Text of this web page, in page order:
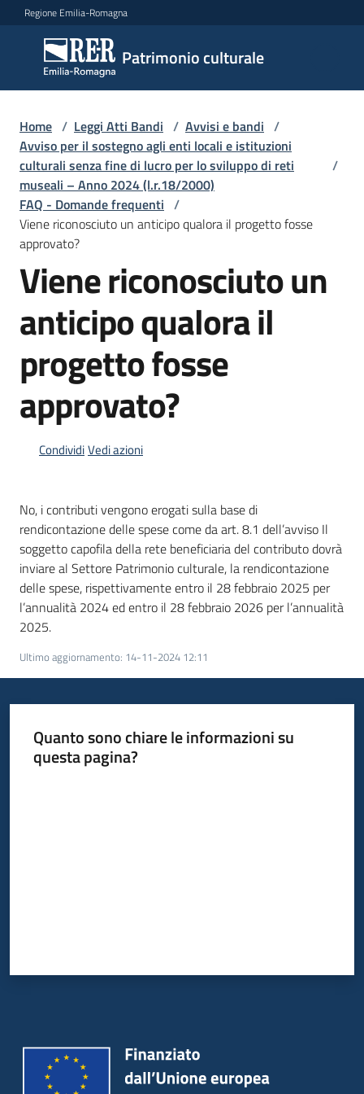
Vai al contenuto
Vai alla navigazione
Vai al footer
Regione Emilia-Romagna
Patrimonio culturale
Patrimonio
culturale
Argomenti
Novità
Servizi
Leggi
Atti
Bandi
Menu selezionato
Piani
Programmi
Progetti
Mediateca
Giuseppe
Guglielmi
Seguici
su
Home / Leggi Atti Bandi / Avvisi e bandi /
Avviso per il sostegno agli enti locali e istituzioni
culturali senza fine di lucro per lo sviluppo di reti
museali – Anno 2024 (l.r.18/2000)
/
FAQ - Domande frequenti /
Viene riconosciuto un anticipo qualora il progetto fosse
approvato?
Viene riconosciuto un
anticipo qualora il
progetto fosse
approvato?
CondividiVedi azioni
No, i contributi vengono erogati sulla base di
rendicontazione delle spese come da art. 8.1 dell’avviso Il
soggetto capofila della rete beneficiaria del contributo dovrà
inviare al Settore Patrimonio culturale, la rendicontazione
delle spese, rispettivamente entro il 28 febbraio 2025 per
l’annualità 2024 ed entro il 28 febbraio 2026 per l’annualità
2025.
Ultimo aggiornamento: 14-11-2024 12:11
Quanto sono chiare le informazioni su
questa pagina?